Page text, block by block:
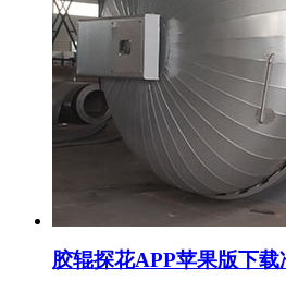
胶辊探花APP苹果版下